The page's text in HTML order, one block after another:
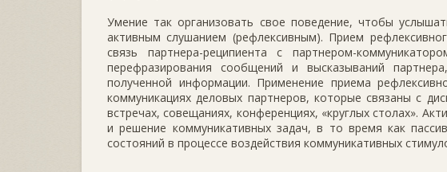
Умение так организовать свое поведение, чтобы
активным слушанием (рефлексивным). Прием
связь партнера-реципиента с партнером-
перефразирования сообщений и высказываний
полученной информации. Применение приема
коммуникациях деловых партнеров, которые связаны с
встречах, совещаниях, конференциях, «круглых столах».
и решение коммуникативных задач, в то время как
состояний в процессе воздействия коммуникативных